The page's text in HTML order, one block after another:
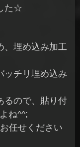
た☆
、埋め込み加工
ッチリ埋め込み
るので、貼り付
ね^^;
任せください